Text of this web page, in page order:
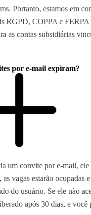
Portanto, estamos em
RGPD, COPPA e FERPA
as contas subsidiárias
por e-mail expiram?
um convite por e-mail,
as vagas estarão ocupadas
do usuário. Se ele não
após 30 dias, e